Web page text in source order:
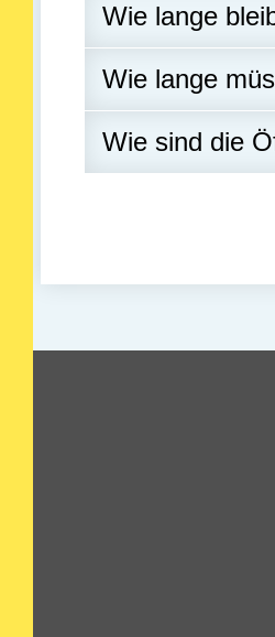
Wie lange
Wie lange
Wie sind die